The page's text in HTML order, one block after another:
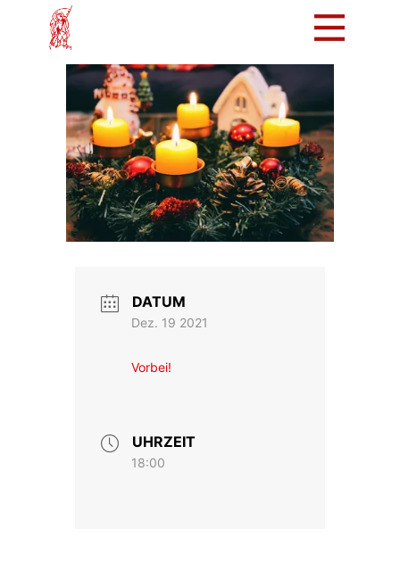
Mach mit!
Löschzug
Tradition
Bürger
Intern
DATUM
Dez. 19 2021
Vorbei!
UHRZEIT
18:00